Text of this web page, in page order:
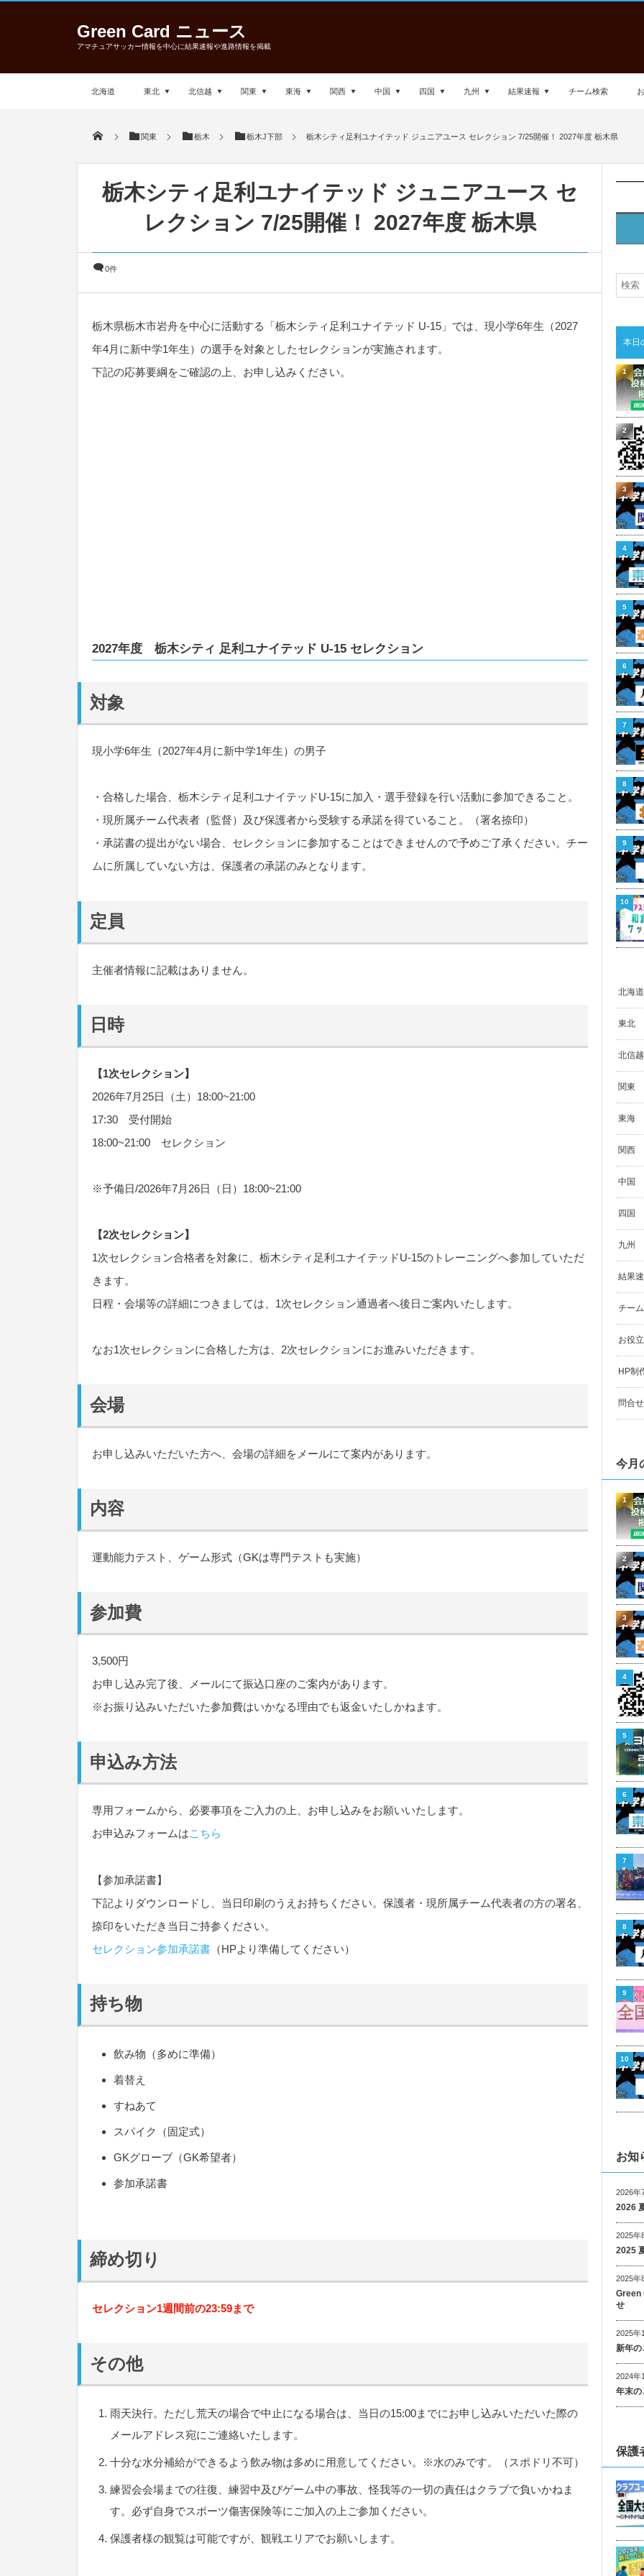
Green Card ニュース
アマチュアサッカー情報を中心に結果速報や進路情報を掲載
北海道 東北 北信越 関東 東海 関西 中国 四国 九州 結果速報 チーム検索
関東 栃木 栃木J下部 栃木シティ足利ユナイテッド ジュニアユース セレクション 7/25開催！ 2027年度 栃木県
栃木シティ足利ユナイテッド ジュニアユース セ
レクション 7/25開催！ 2027年度 栃木県
0件
栃木県栃木市岩舟を中心に活動する「栃木シティ足利ユナイテッド U-15」では、現小学6年生（2027
年4月に新中学1年生）の選手を対象としたセレクションが実施されます。
下記の応募要綱をご確認の上、お申し込みください。
2027年度 栃木シティ 足利ユナイテッド U-15 セレクション
対象
現小学6年生（2027年4月に新中学1年生）の男子
・合格した場合、栃木シティ足利ユナイテッドU-15に加入・選手登録を行い活動に参加できること。
・現所属チーム代表者（監督）及び保護者から受験する承諾を得ていること。（署名捺印）
・承諾書の提出がない場合、セレクションに参加することはできませんので予めご了承ください。チー
ムに所属していない方は、保護者の承諾のみとなります。
定員
主催者情報に記載はありません。
日時
【1次セレクション】
2026年7月25日（土）18:00~21:00
17:30 受付開始
18:00~21:00 セレクション
※予備日/2026年7月26日（日）18:00~21:00
【2次セレクション】
1次セレクション合格者を対象に、栃木シティ足利ユナイテッドU-15のトレーニングへ参加していただ
きます。
日程・会場等の詳細につきましては、1次セレクション通過者へ後日ご案内いたします。
なお1次セレクションに合格した方は、2次セレクションにお進みいただきます。
会場
お申し込みいただいた方へ、会場の詳細をメールにて案内があります。
内容
運動能力テスト、ゲーム形式（GKは専門テストも実施）
参加費
3,500円
お申し込み完了後、メールにて振込口座のご案内があります。
※お振り込みいただいた参加費はいかなる理由でも返金いたしかねます。
申込み方法
専用フォームから、必要事項をご入力の上、お申し込みをお願いいたします。
お申込みフォームはこちら
【参加承諾書】
下記よりダウンロードし、当日印刷のうえお持ちください。保護者・現所属チーム代表者の方の署名、
捺印をいただき当日ご持参ください。
セレクション参加承諾書 （HPより準備してください）
持ち物
飲み物（多めに準備）
着替え
すねあて
スパイク（固定式）
GKグローブ（GK希望者）
参加承諾書
締め切り
セレクション1週間前の23:59まで
その他
雨天決行。ただし荒天の場合で中止になる場合は、当日の15:00までにお申し込みいただいた際の
メールアドレス宛にご連絡いたします。
十分な水分補給ができるよう飲み物は多めに用意してください。※水のみです。（スポドリ不可）
練習会会場までの往復、練習中及びゲーム中の事故、怪我等の一切の責任はクラブで負いかねま
す。必ず自身でスポーツ傷害保険等にご加入の上ご参加ください。
保護者様の観覧は可能ですが、観戦エリアでお願いします。
本日
1
2
3
4
5
6
7
8
9
10
北海道
東北
北信越
関東
東海
関西
中国
四国
九州
結果
チー
お役
HP制
問合せ
今月
1
2
3
4
5
6
7
8
9
10
お知
2026年
2026
2025年
2025
2025年
Green
せ
2025年
新年の
2024年
年末の
保護